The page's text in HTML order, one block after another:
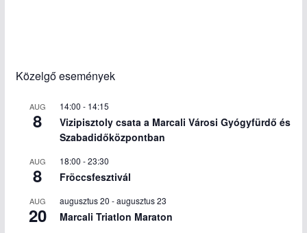
Közelgő események
AUG
8
14:00 - 14:15
Vizipisztoly csata a Marcali Városi Gyógyfürdő és
Szabadidőközpontban
AUG
8
18:00 -23:30
Fröccsfesztivál
AUG
20
augusztus 20 -augusztus 23
Marcali Triatlon Maraton